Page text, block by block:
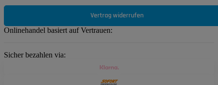
Vertrag widerrufen
Onlinehandel basiert auf Vertrauen:
Sicher bezahlen via: